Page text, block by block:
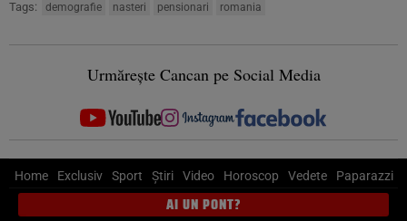
Tags: demografie nasteri pensionari romania
Urmărește Cancan pe Social Media
Home Exclusiv Sport Știri Video Horoscop Vedete Paparazzi
AI UN PONT?